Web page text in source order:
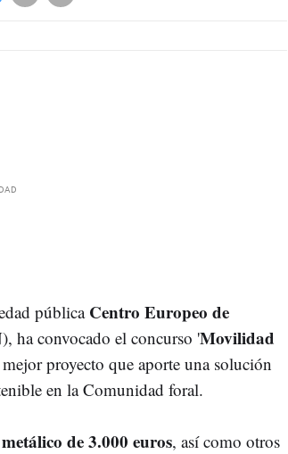
pública Centro Europeo de
ha convocado el concurso 'Movilidad
proyecto que aporte una solución
en la Comunidad foral.
de 3.000 euros, así como otros